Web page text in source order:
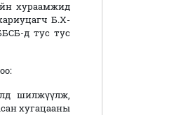
хураамжид
Б.Х-
д тус тус
шилжүүлж,
хугацааны